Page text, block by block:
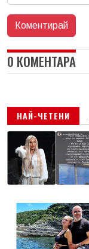
0 КОМЕНТАРА
НАЙ-ЧЕТЕНИ